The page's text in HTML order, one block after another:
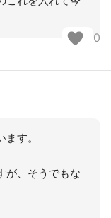
0
す。
が、そうでもな